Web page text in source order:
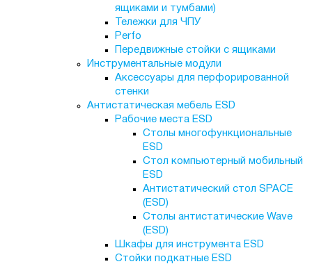
ящиками и тумбами)
Тележки для ЧПУ
Perfo
Передвижные стойки с ящиками
Инструментальные модули
Аксессуары для перфорированной
стенки
Антистатическая мебель ESD
Рабочие места ESD
Столы многофункциональные
ESD
Стол компьютерный мобильный
ESD
Антистатический стол SPACE
(ESD)
Столы антистатические Wave
(ESD)
Шкафы для инструмента ESD
Стойки подкатные ESD